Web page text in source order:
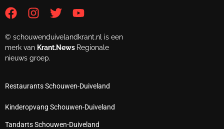
© schouwenduivelandkrant.nl is een
merk van Krant.News Regionale
nieuws groep.
Restaurants Schouwen-Duiveland
Kinderopvang Schouwen-Duiveland
Tandarts Schouwen-Duiveland